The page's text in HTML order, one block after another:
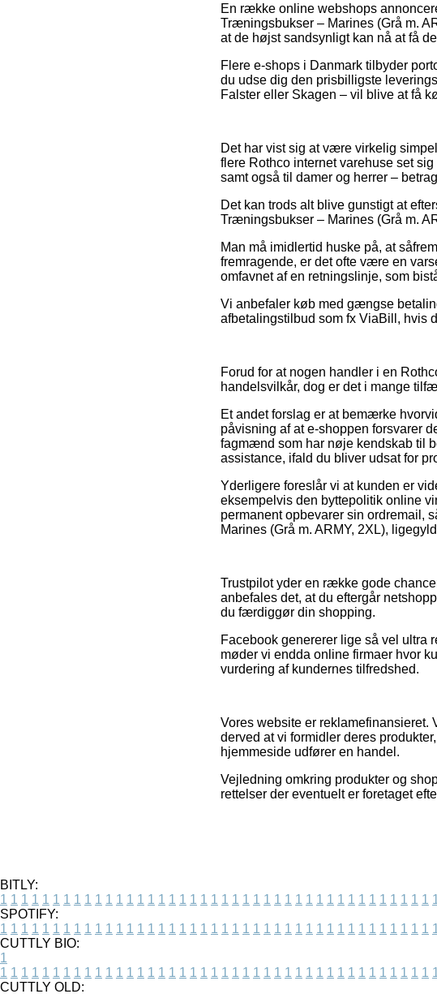
En række online webshops
Træningsbukser – Marines (Grå m.
at de højst sandsynligt kan nå at få
Flere e-shops i Danmark tilbyder
du udse dig den prisbilligste
Falster eller Skagen – vil blive at få
Det har vist sig at være virkelig
flere Rothco internet varehuse set
samt også til damer og herrer –
Det kan trods alt blive gunstigt at
Træningsbukser – Marines (Grå m.
Man må imidlertid huske på, at
fremragende, er det ofte være en
omfavnet af en retningslinje, som
Vi anbefaler køb med gængse
afbetalingstilbud som fx ViaBill, hvis
Forud for at nogen handler i en
handelsvilkår, dog er det i mange
Et andet forslag er at bemærke
påvisning af at e-shoppen forsvarer
fagmænd som har nøje kendskab til
assistance, ifald du bliver udsat for
Yderligere foreslår vi at kunden er
eksempelvis den byttepolitik online
permanent opbevarer sin ordremail,
Marines (Grå m. ARMY, 2XL),
Trustpilot yder en række gode
anbefales det, at du eftergår
du færdiggør din shopping.
Facebook genererer lige så vel ultra
møder vi endda online firmaer hvor
vurdering af kundernes tilfredshed.
Vores website er reklamefinansieret.
derved at vi formidler deres
hjemmeside udfører en handel.
Vejledning omkring produkter og
rettelser der eventuelt er foretaget
BITLY:
1 1 1 1 1 1 1 1 1 1 1 1 1 1 1 1 1 1 1 1 1 1 1 1 1 1 1 1 1 1 1 1 1 1 1 1 1 1 1 1 1
SPOTIFY:
1 1 1 1 1 1 1 1 1 1 1 1 1 1 1 1 1 1 1 1 1 1 1 1 1 1 1 1 1 1 1 1 1 1 1 1 1 1 1 1 1
CUTTLY BIO:
1
1 1 1 1 1 1 1 1 1 1 1 1 1 1 1 1 1 1 1 1 1 1 1 1 1 1 1 1 1 1 1 1 1 1 1 1 1 1 1 1 1
CUTTLY OLD: